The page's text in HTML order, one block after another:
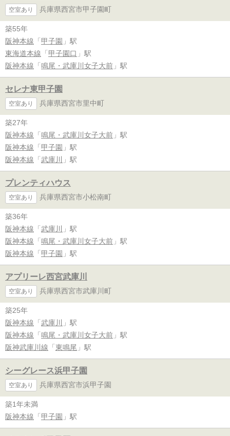
空室あり 兵庫県西宮市甲子園町
築55年
阪神本線 「 甲子園 」駅
東海道本線 「 甲子園口 」駅
阪神本線 「 鳴尾・武庫川女子大前 」駅
セレナ東甲子園
空室あり 兵庫県西宮市里中町
築27年
阪神本線 「 鳴尾・武庫川女子大前 」駅
阪神本線 「 甲子園 」駅
阪神本線 「 武庫川 」駅
プレンティハウス
空室あり 兵庫県西宮市小松南町
築36年
阪神本線 「 武庫川
」駅
阪神本線 「 鳴尾・武庫川女子大前 」駅
阪神本線 「 甲子園 」駅
アプリーレ西宮武庫川
空室あり 兵庫県西宮市武庫川町
築25年
阪神本線 「 武庫川
」駅
阪神本線 「 鳴尾・武庫川女子大前 」駅
阪神武庫川線 「 東鳴尾 」駅
シーグレース浜甲子園
空室あり 兵庫県西宮市浜甲子園
築1年未満
阪神本線 「 甲子園 」駅